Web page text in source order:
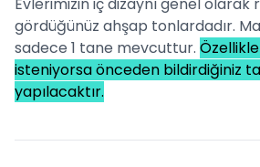
gördüğünüz ahşap tonlardadır.
sadece 1 tane mevcuttur.
isteniyorsa önceden bildirdiğiniz
yapılacaktır.